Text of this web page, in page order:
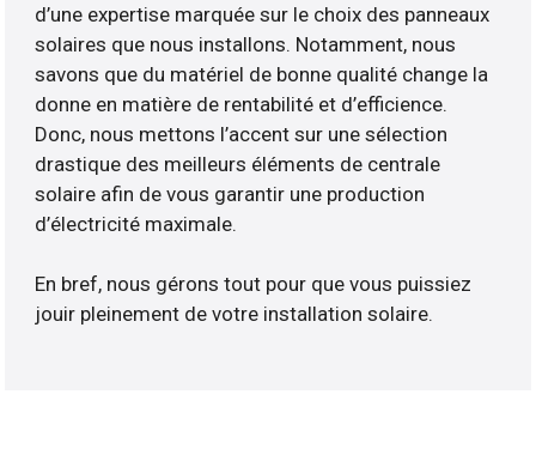
d’une expertise marquée sur le choix des panneaux
solaires que nous installons. Notamment, nous
savons que du matériel de bonne qualité change la
donne en matière de rentabilité et d’efficience.
Donc, nous mettons l’accent sur une sélection
drastique des meilleurs éléments de centrale
solaire afin de vous garantir une production
d’électricité maximale.
En bref, nous gérons tout pour que vous puissiez
jouir pleinement de votre installation solaire.